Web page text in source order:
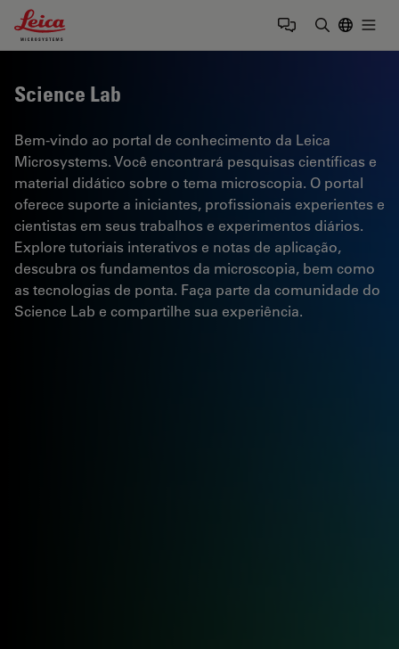
Leica Microsystems Logo
Science Lab
Bem-vindo ao portal de conhecimento da Leica
Microsystems. Você encontrará pesquisas científicas e
material didático sobre o tema microscopia. O portal
oferece suporte a iniciantes, profissionais experientes e
cientistas em seus trabalhos e experimentos diários.
Explore tutoriais interativos e notas de aplicação,
descubra os fundamentos da microscopia, bem como
as tecnologias de ponta. Faça parte da comunidade do
Science Lab e compartilhe sua experiência.